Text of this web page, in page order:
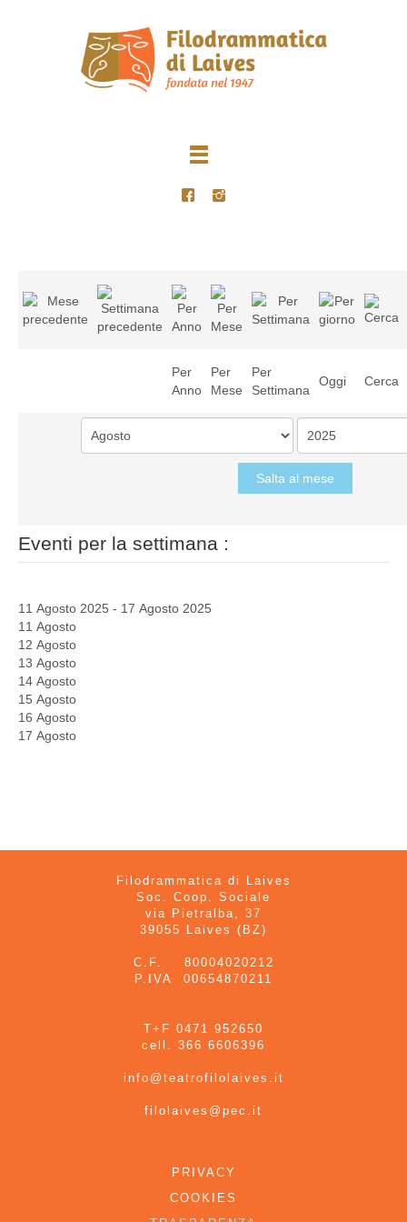
Per
Anno
Per
Mese
Per
Settimana
Oggi Cerca
Salta al mese
Eventi per la settimana :
11 Agosto 2025 - 17 Agosto 2025
11 Agosto
12 Agosto
13 Agosto
14 Agosto
15 Agosto
16 Agosto
17 Agosto
Filodrammatica di Laives
Soc. Coop. Sociale
via Pietralba, 37
39055 Laives (BZ)
C.F. 80004020212
P.IVA 00654870211
T+F 0471 952650
cell. 366 6606396
info@teatrofilolaives.it
filolaives@pec.it
PRIVACY
COOKIES